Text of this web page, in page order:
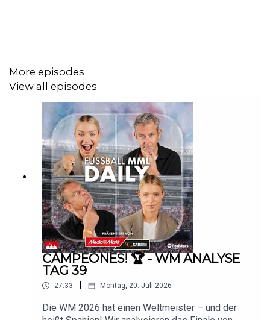
ganz großen Bühne steht. Sechs Spiele, ein Podcast, alle
Storylines – schaltet ein und startet mit uns in den WM-
Weitere Infos zu uns und unseren Werbepartnern findest
du hier:https://linktr.ee/mmldaily
More episodes
View all episodes
CAMPEONES! 🏆 - WM ANALYSE
TAG 39
27:33 Montag, 20. Juli 2026
Die WM 2026 hat einen Weltmeister – und der